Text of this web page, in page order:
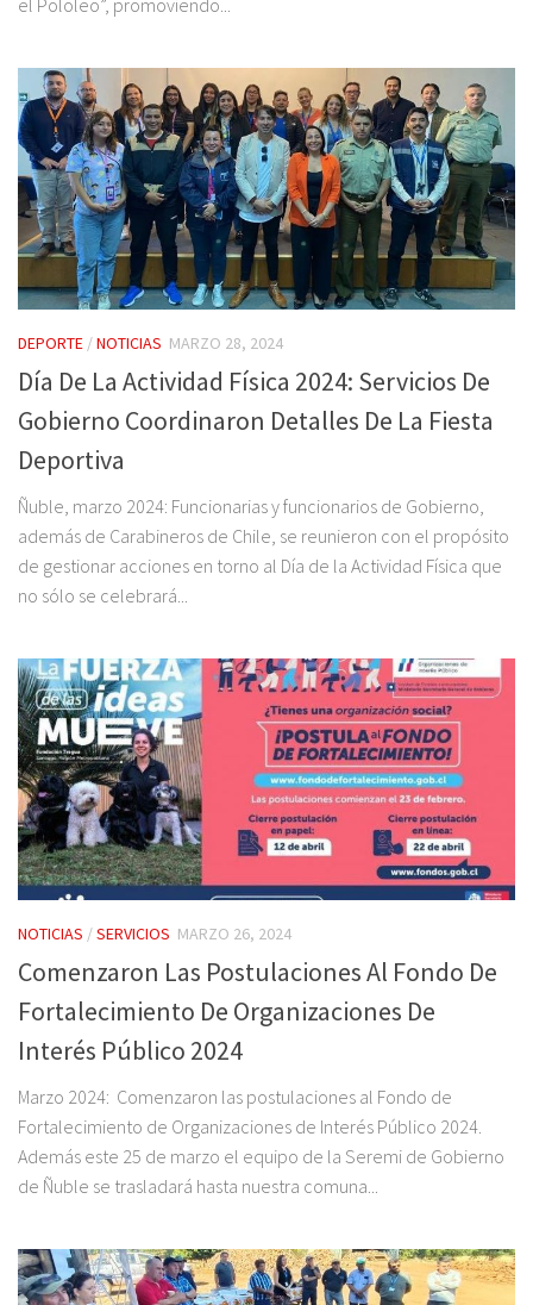
DEPORTE /NOTICIAS MARZO 28, 2024
Día De La Actividad Física 2024: Servicios De
Gobierno Coordinaron Detalles De La Fiesta
Deportiva
Ñuble, marzo 2024: Funcionarias y funcionarios de Gobierno,
además de Carabineros de Chile, se reunieron con el propósito
de gestionar acciones en torno al Día de la Actividad Física que
no sólo se celebrará...
NOTICIAS /SERVICIOS MARZO 26, 2024
Comenzaron Las Postulaciones Al Fondo De
Fortalecimiento De Organizaciones De
Interés Público 2024
Marzo 2024: Comenzaron las postulaciones al Fondo de
Fortalecimiento de Organizaciones de Interés Público 2024.
Además este 25 de marzo el equipo de la Seremi de Gobierno
de Ñuble se trasladará hasta nuestra comuna...